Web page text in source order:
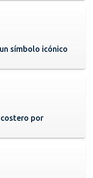
símbolo icónico
costero por